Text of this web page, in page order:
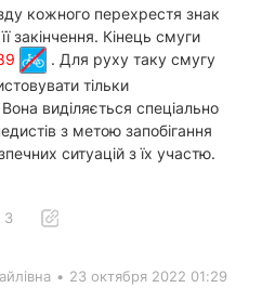
кожного перехрестя знак
закінчення. Кінець смуги
. Для руху таку смугу
тільки
виділяється спеціально
з метою запобігання
ситуацій з їх участю.
3
• 23 октября 2022 01:29